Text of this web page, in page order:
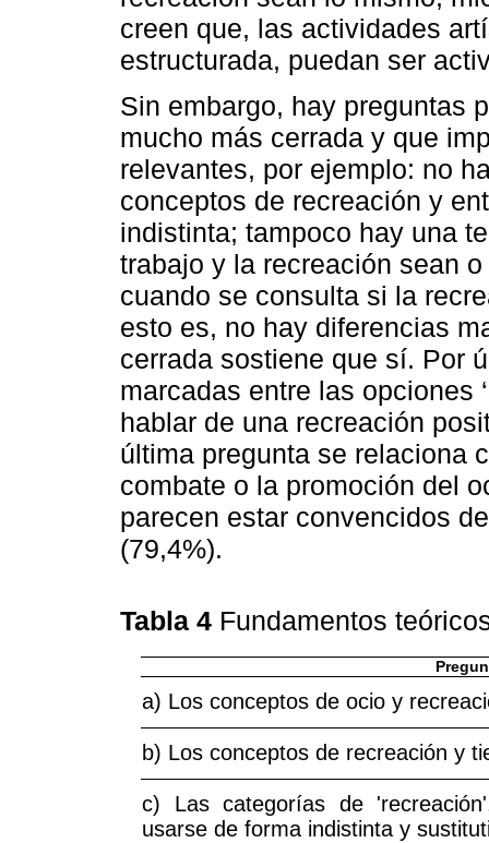
creen que, las actividades
estructurada, puedan ser
Sin embargo, hay preguntas
mucho más cerrada y que
relevantes, por ejemplo: no
conceptos de recreación y
indistinta; tampoco hay una
trabajo y la recreación sean
cuando se consulta si la
esto es, no hay diferencias
cerrada sostiene que sí. Por
marcadas entre las opciones
hablar de una recreación
última pregunta se relaciona
combate o la promoción del
parecen estar convencidos
(79,4%).
Tabla 4 Fundamentos
a) Los conceptos de ocio y
b) Los conceptos de recreación y
c) Las categorías de
usarse de forma indistinta y